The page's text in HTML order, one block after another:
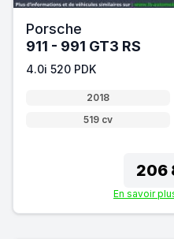
Porsche
911 - 991 GT3 RS
4.0i 520 PDK
2018
519 cv
206
En savoir